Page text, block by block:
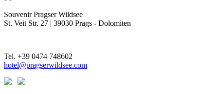
Souvenir Pragser Wildsee
St. Veit Str. 27 | 39030 Prags - Dolomiten
Tel. +39 0474 748602
hotel@pragserwildsee.com